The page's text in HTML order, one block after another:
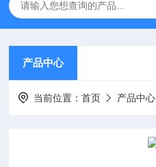
产品中心
当前位置：首页 产品中心